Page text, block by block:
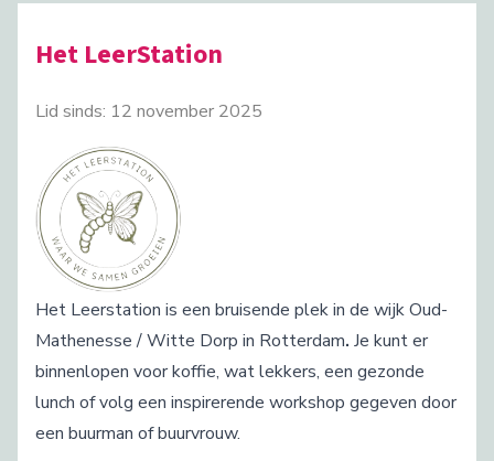
Het LeerStation
Lid sinds: 12 november 2025
Het Leerstation is een bruisende plek in de wijk Oud-
Mathenesse / Witte Dorp in Rotterdam. Je kunt er
binnenlopen voorkoffie, wat lekkers, een gezonde
lunch of volg een inspirerende workshop gegeven door
een buurman of buurvrouw.